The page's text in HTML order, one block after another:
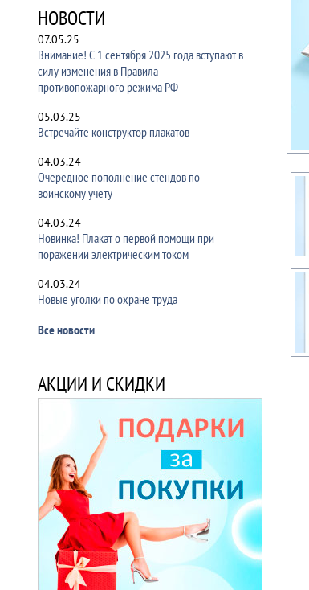
НОВОСТИ
07.05.25
Внимание! С 1 сентября 2025 года вступают в
силу изменения в Правила
противопожарного режима РФ
05.03.25
Встречайте конструктор плакатов
04.03.24
Очередное пополнение стендов по
воинскому учету
04.03.24
Новинка! Плакат о первой помощи при
поражении электрическим током
04.03.24
Новые уголки по охране труда
Все новости
АКЦИИ И СКИДКИ